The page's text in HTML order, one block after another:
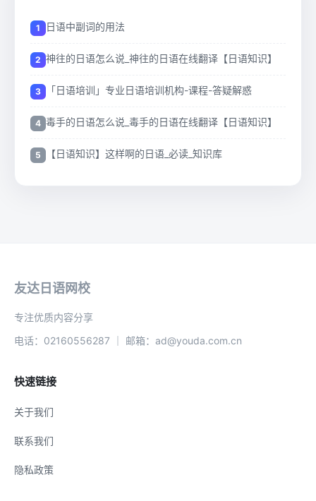
日语中副词的用法
神往的日语怎么说_神往的日语在线翻译【日语知识】
「日语培训」专业日语培训机构-课程-答疑解惑
毒手的日语怎么说_毒手的日语在线翻译【日语知识】
【日语知识】这样啊的日语_必读_知识库
友达日语网校
专注优质内容分享
电话：02160556287 ｜ 邮箱：ad@youda.com.cn
快速链接
关于我们
联系我们
隐私政策